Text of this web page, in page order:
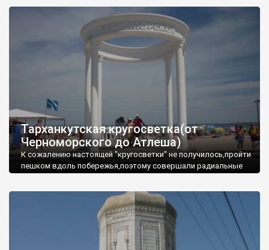
Тарханкутская кругосветка(от
Черноморского до Атлеша)
К сожалению настоящей "кругосветки" не получилось,пройти
пешком вдоль побережья,поэтому совершали радиальные